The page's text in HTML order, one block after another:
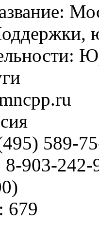
589-
903-242-
679